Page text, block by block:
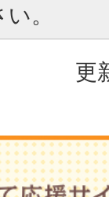
。
更